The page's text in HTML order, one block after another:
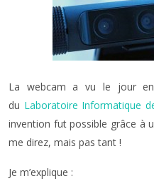
La webcam a vu le jour
du Laboratoire Informatique
invention fut possible grâce à
me direz, mais pas tant !
Je m’explique :